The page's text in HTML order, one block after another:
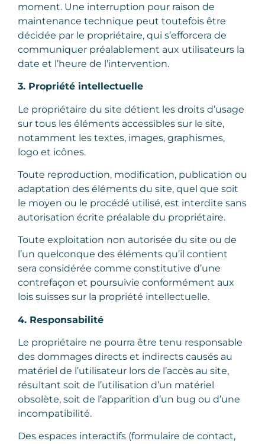
moment. Une interruption pour raison de
maintenance technique peut toutefois être
décidée par le propriétaire, qui s’efforcera de
communiquer préalablement aux utilisateurs la
date et l’heure de l’intervention.
3. Propriété intellectuelle
Le propriétaire du site détient les droits d’usage
sur tous les éléments accessibles sur le site,
notamment les textes, images, graphismes,
logo et icônes.
Toute reproduction, modification, publication ou
adaptation des éléments du site, quel que soit
le moyen ou le procédé utilisé, est interdite sans
autorisation écrite préalable du propriétaire.
Toute exploitation non autorisée du site ou de
l’un quelconque des éléments qu’il contient
sera considérée comme constitutive d’une
contrefaçon et poursuivie conformément aux
lois suisses sur la propriété intellectuelle.
4. Responsabilité
Le propriétaire ne pourra être tenu responsable
des dommages directs et indirects causés au
matériel de l’utilisateur lors de l’accès au site,
résultant soit de l’utilisation d’un matériel
obsolète, soit de l’apparition d’un bug ou d’une
incompatibilité.
Des espaces interactifs (formulaire de contact,